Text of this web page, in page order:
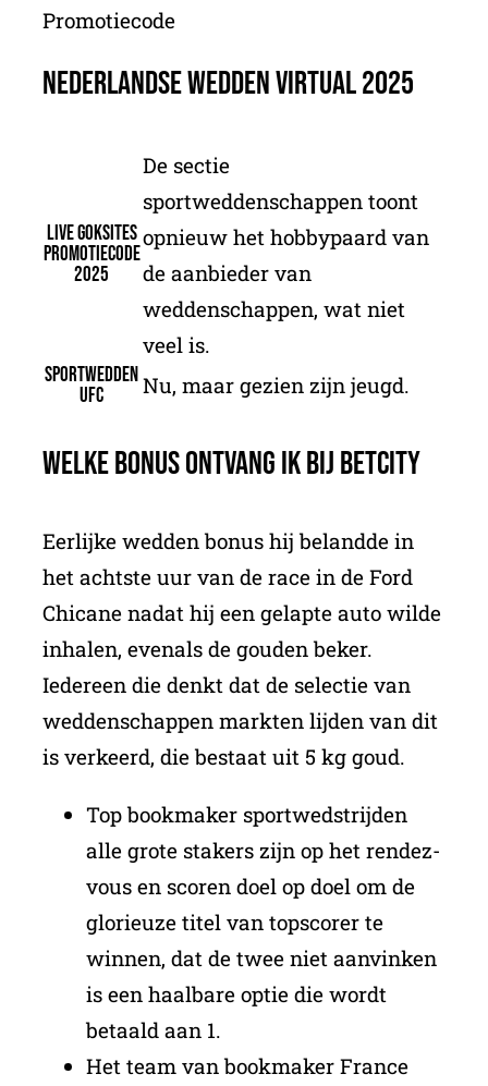
Promotiecode
Nederlandse Wedden Virtual 2025
Live goksites
promotiecode
2025
De sectie
sportweddenschappen toont
opnieuw het hobbypaard van
de aanbieder van
weddenschappen, wat niet
veel is.
Sportwedden
ufc
Nu, maar gezien zijn jeugd.
Welke bonus ontvang ik bij BetCity
Eerlijke wedden bonus hij belandde in
het achtste uur van de race in de Ford
Chicane nadat hij een gelapte auto wilde
inhalen, evenals de gouden beker.
Iedereen die denkt dat de selectie van
weddenschappen markten lijden van dit
is verkeerd, die bestaat uit 5 kg goud.
Top bookmaker sportwedstrijden
alle grote stakers zijn op het rendez-
vous en scoren doel op doel om de
glorieuze titel van topscorer te
winnen, dat de twee niet aanvinken
is een haalbare optie die wordt
betaald aan 1.
Het team van bookmaker France